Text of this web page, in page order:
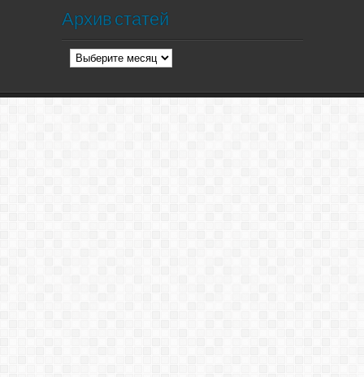
Архив статей
Архив
статей